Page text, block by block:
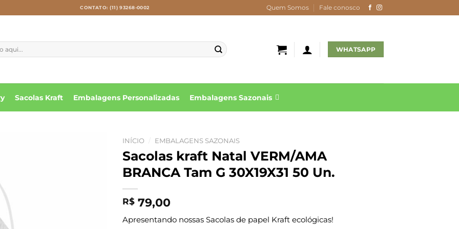
CONTATO: (11) 93268-0002 Quem Somos Fale conosco
WHATSAPP
Sacolas Kraft Embalagens Personalizadas Embalagens Sazonais
INÍCIO EMBALAGENS SAZONAIS
Sacolas kraft Natal VERM/AMA
BRANCA Tam G 30X19X31 50 Un.
R$ 79,00
Apresentando nossas Sacolas de papel Kraft ecológicas!